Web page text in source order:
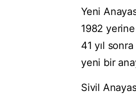
Yeni
1982
41 yıl
yeni bir
Sivil